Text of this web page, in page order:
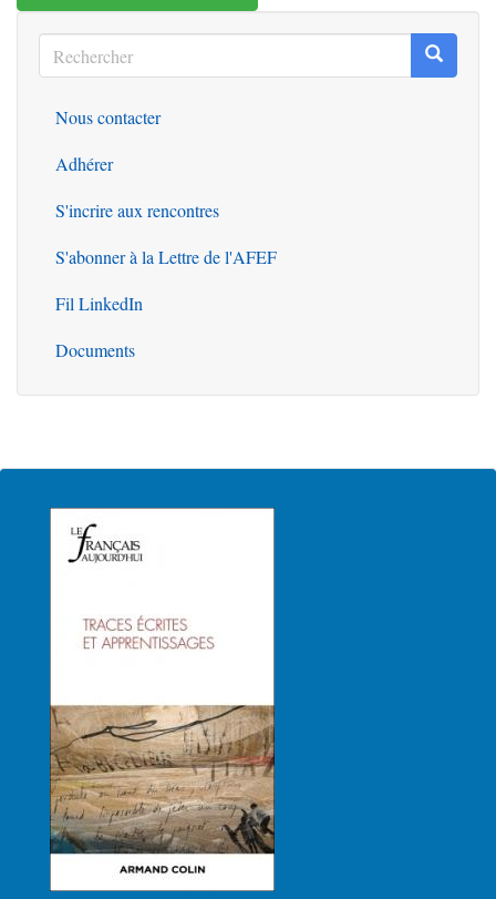
Rechercher
Rechercher
Outils
Nous contacter
Adhérer
S'incrire aux rencontres
S'abonner à la Lettre de l'AFEF
Fil LinkedIn
Documents